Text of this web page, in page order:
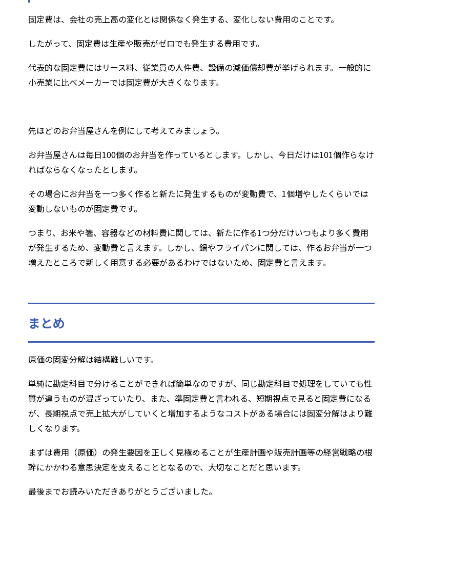
固定費は、会社の売上高の変化とは関係なく発生する、変化しない費用のことです。
したがって、固定費は生産や販売がゼロでも発生する費用です。
代表的な固定費にはリース料、従業員の人件費、設備の減価償却費が挙げられます。一般的に
小売業に比べメーカーでは固定費が大きくなります。
先ほどのお弁当屋さんを例にして考えてみましょう。
お弁当屋さんは毎日100個のお弁当を作っているとします。しかし、今日だけは101個作らなけ
ればならなくなったとします。
その場合にお弁当を一つ多く作ると新たに発生するものが変動費で、1個増やしたくらいでは
変動しないものが固定費です。
つまり、お米や箸、容器などの材料費に関しては、新たに作る1つ分だけいつもより多く費用
が発生するため、変動費と言えます。しかし、鍋やフライパンに関しては、作るお弁当が一つ
増えたところで新しく用意する必要があるわけではないため、固定費と言えます。
まとめ
原価の固変分解は結構難しいです。
単純に勘定科目で分けることができれば簡単なのですが、同じ勘定科目で処理をしていても性
質が違うものが混ざっていたり、また、準固定費と言われる、短期視点で見ると固定費になる
が、長期視点で売上拡大がしていくと増加するようなコストがある場合には固変分解はより難
しくなります。
まずは費用（原価）の発生要因を正しく見極めることが生産計画や販売計画等の経営戦略の根
幹にかかわる意思決定を支えることとなるので、大切なことだと思います。
最後までお読みいただきありがとうございました。